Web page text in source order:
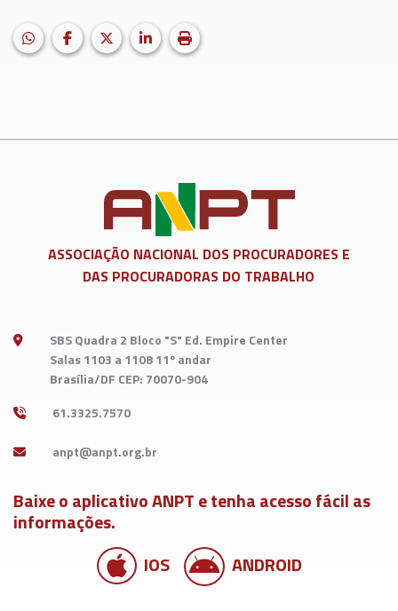
Facebook LinkedIn
X (formerly Twitter)
HELIX_ULTIMATE_SHARE_WHATSAPP
Imprimir matéria
ASSOCIAÇÃO NACIONAL DOS PROCURADORES E
DAS PROCURADORAS DO TRABALHO
SBS Quadra 2 Bloco "S" Ed. Empire Center
Salas 1103 a 1108 11º andar
Brasília/DF CEP: 70070-904
61.3325.7570
Baixe o aplicativo ANPT e tenha acesso fácil as
informações.
IOS
ANDROID